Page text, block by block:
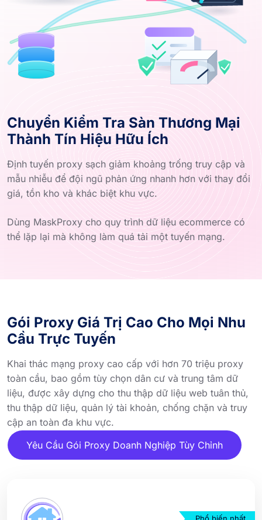
Chuyển Kiểm Tra Sàn Thương Mại
Thành Tín Hiệu Hữu Ích
Định tuyến proxy sạch giảm khoảng trống truy cập và
mẫu nhiễu để đội ngũ phản ứng nhanh hơn với thay đổi
giá, tồn kho và khác biệt khu vực.
Dùng MaskProxy cho quy trình dữ liệu ecommerce có
thể lặp lại mà không làm quá tải một tuyến mạng.
Gói Proxy Giá Trị Cao Cho Mọi Nhu
Cầu Trực Tuyến
Khai thác mạng proxy cao cấp với hơn 70 triệu proxy
toàn cầu, bao gồm tùy chọn dân cư và trung tâm dữ
liệu, được xây dựng cho thu thập dữ liệu web tuân thủ,
thu thập dữ liệu, quản lý tài khoản, chống chặn và truy
cập an toàn đa khu vực.
Yêu Cầu Gói Proxy Doanh Nghiệp Tùy Chỉnh